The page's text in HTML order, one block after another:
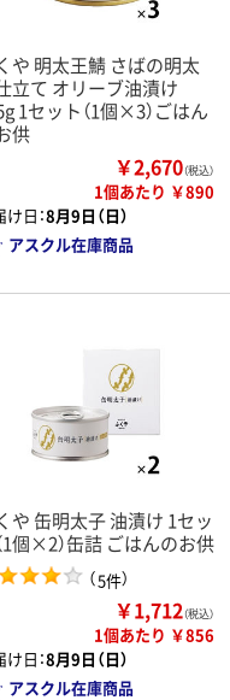
や 明太王鯖 さばの明太
立て オリーブ油漬け
1セット（1個×3）ごはん
供
￥2,670（税込）
1個あたり ￥890
日：8月9日（日）
アスクル在庫商品
や 缶明太子 油漬け 1セッ
1個×2）缶詰 ごはんのお供
（5件）
￥1,712（税込）
1個あたり ￥856
日：8月9日（日）
アスクル在庫商品